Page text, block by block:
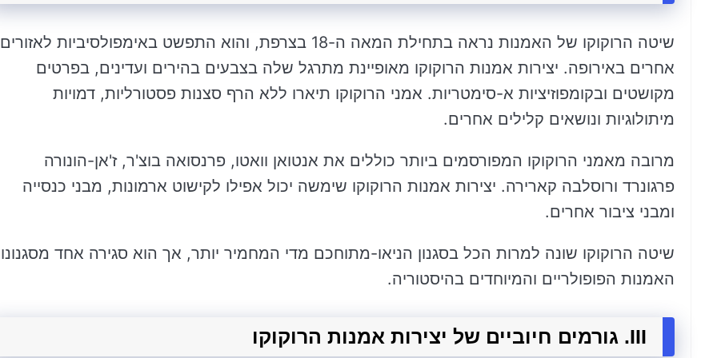
שיטה הרוקוקו של האמנות נראה בתחילת המאה ה-18 בצרפת, והוא התפשט באימפולסיביות לאזורים
אחרים באירופה. יצירות אמנות הרוקוקו מאופיינת מתרגל שלה בצבעים בהירים ועדינים, בפרטים
מקושטים ובקומפוזיציות א-סימטריות. אמני הרוקוקו תיארו ללא הרף סצנות פסטורליות, דמויות
מיתולוגיות ונושאים קלילים אחרים.
מרובה מאמני הרוקוקו המפורסמים ביותר כוללים את אנטואן וואטו, פרנסואה בוצ'ר, ז'אן-הונורה
פרגונרד ורוסלבה קארירה. יצירות אמנות הרוקוקו שימשה יכול אפילו לקישוט ארמונות, מבני כנסייה
ומבני ציבור אחרים.
שיטה הרוקוקו שונה למרות הכל בסגנון הניאו-מתוחכם מדי המחמיר יותר, אך הוא סגירה אחד
האמנות הפופולריים והמיוחדים בהיסטוריה.
III. גורמים חיוביים של יצירות אמנות הרוקוקו